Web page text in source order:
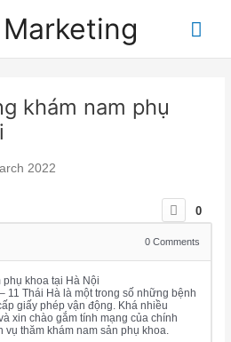
khám nam phụ
2022
0
0Comments
khoa tại Hà Nội
11 Thái Hà là một trong số những bệnh
giấy phép vận động. Khá nhiều
xin chào gắm tính mạng của chính
vụ thăm khám nam sản phụ khoa.